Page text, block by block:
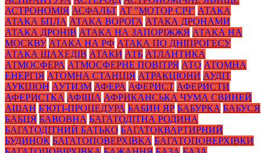
АСТРОНОМІЯ АСФАЛЬТ АТ "МОТОР СІЧ" АТАКА
АТАКА БПЛА АТАКА ВОРОГА АТАКА ДРОНАМИ
АТАКА ДРОНІВ АТАКА НА ЗАПОРІЖЖЯ АТАКА НА
МОСКВУ АТАКА НА РФ АТАКА ПО ДНІПРОГЕСУ
АТАКА ШАХЕДІВ АТАКИ АТБ АТЛАНТИКА
АТМОСФЕРА АТМОСФЕРНЕ ПОВІТРЯ АТО АТОМНА
ЕНЕРГІЯ АТОМНА СТАНЦІЯ АТРАКЦІОНИ АУДІТ
АУКЦІОН АУТИЗМ АФЕРА АФЕРИСТ АФЕРИСТИ
АФЕРИСТКА АФІША АФРИКАНСЬКА ЧУМА СВИНЕЙ
АШАН Б'ЮТІ-ПРОЦЕДУРА БАБИН ЯР БАБУРКА БАБУСЯ
БАБЦЯ БАВОВНА БАГАТОДІТНА РОДИНА
БАГАТОДІТНИЙ БАТЬКО БАГАТОКВАРТИРНИЙ
БУДИНОК БАГАТОПОВЕРХІВКА БАГАТОПОВЕРХІВКИ